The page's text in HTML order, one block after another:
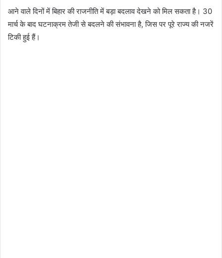
आने वाले दिनों में बिहार की राजनीति में बड़ा बदलाव देखने को मिल सकता है। 30
मार्च के बाद घटनाक्रम तेजी से बदलने की संभावना है, जिस पर पूरे राज्य की नजरें
टिकी हुई हैं।